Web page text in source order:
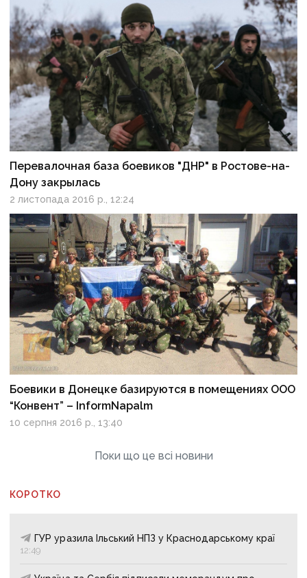
Перевалочная база боевиков "ДНР" в Ростове-на-
Дону закрылась
2 листопада 2016 р., 12:24
Боевики в Донецке базируются в помещениях ООО
“Конвент” – InformNapalm
10 серпня 2016 р., 13:40
Поки що це всі новини
КОРОТКО
ГУР уразила Ільський НПЗ у Краснодарському краї
12:49